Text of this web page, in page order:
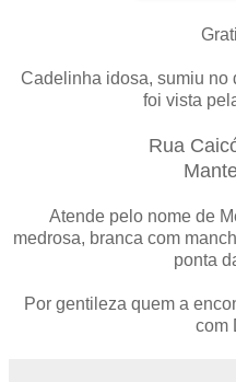
Cadelinha idosa, sumiu no
foi vista
Rua
Atende pelo nome de
medrosa, branca com
ponta
Por gentileza quem a
com